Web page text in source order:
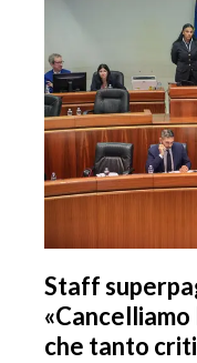
Staff
che tanto